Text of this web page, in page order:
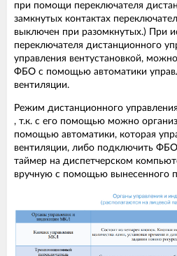
при помощи переключателя
замкнутых контактах
выключен при разомкнутых.) При
переключателя дистанционного
управления вентустановкой,
ФБО с помощью автоматики
вентиляции.
Режим дистанционного
, т.к. с его помощью можно
помощью автоматики, которая
вентиляции, либо подключить
таймер на диспетчерском
вручную с помощью вынесенного